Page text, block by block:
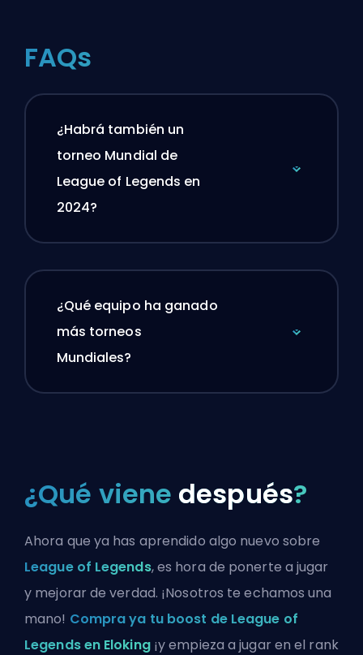
FAQs
¿Habrá también un
torneo Mundial de
League of Legends en
2024?
¿Qué equipo ha ganado
más torneos
Mundiales?
¿Qué viene después?
Ahora que ya has aprendido algo nuevo sobre
League of Legends, es hora de ponerte a jugar
y mejorar de verdad. ¡Nosotros te echamos una
mano! Compra ya tu boost de League of
Legends en Eloking¡y empieza a jugar en el rank